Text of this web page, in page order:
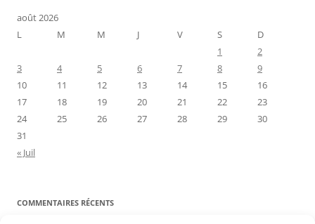
août 2026
L
M M J V S
D
1
2
3
4 5 6 7 8
9
10
11 12 13 14 15
16
17
18 19 20 21 22
23
24
25 26 27 28 29
30
31
« Juil
COMMENTAIRES RÉCENTS